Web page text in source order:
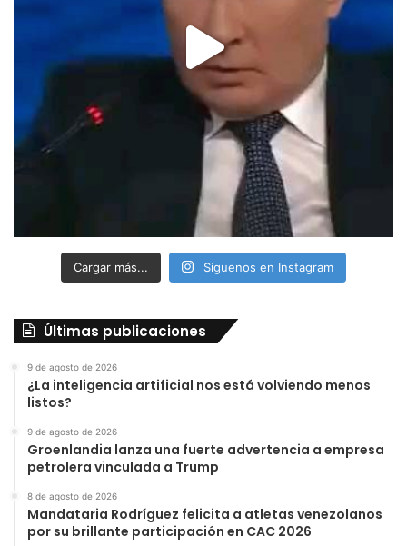
Cargar más... Síguenos en Instagram
Últimas publicaciones
9 de agosto de 2026
¿La inteligencia artificial nos está volviendo menos
listos?
9 de agosto de 2026
Groenlandia lanza una fuerte advertencia a empresa
petrolera vinculada a Trump
8 de agosto de 2026
Mandataria Rodríguez felicita a atletas venezolanos
por su brillante participación en CAC 2026